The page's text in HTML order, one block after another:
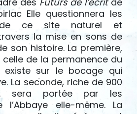
Elle questionnera les
de ce site naturel et
la mise en sons de
son histoire. La première,
de la permanence du
existe sur le bocage qui
La seconde, riche de 900
sera portée par les
l’Abbaye elle-même. La